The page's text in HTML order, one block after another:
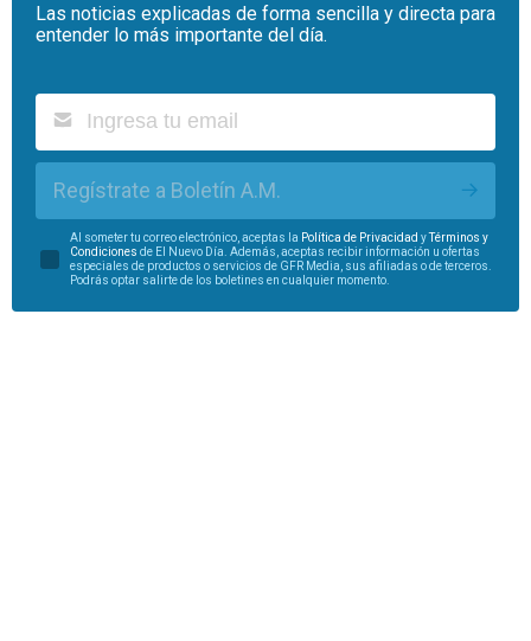
Las noticias explicadas de forma sencilla y directa para
entender lo más importante del día.
Regístrate a Boletín A.M.
Al someter tu correo electrónico, aceptas la Política de Privacidad yTérminos y
Condiciones de El Nuevo Día. Además, aceptas recibir información u ofertas
especiales de productos o servicios de GFR Media, sus afiliadas o de terceros.
Podrás optar salirte de los boletines en cualquier momento.